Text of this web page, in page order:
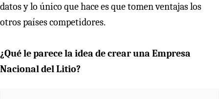
datos y lo único que hace es que tomen ventajas los
otros países competidores.
¿Qué le parece la idea de crear una Empresa
Nacional del Litio?